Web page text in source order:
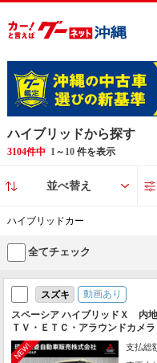
ハイブリッドから探す
3104件中 1～ 10件を表示
並べ替え
ハイブリッドカー
全てチェック
スズキ
動画あり
スペーシア ハイブリッドＸ 内
ＴＶ・ＥＴＣ・アラウンドカメ
アップディスプレイ・純正アル
ト・両電動スライドドア
支払総